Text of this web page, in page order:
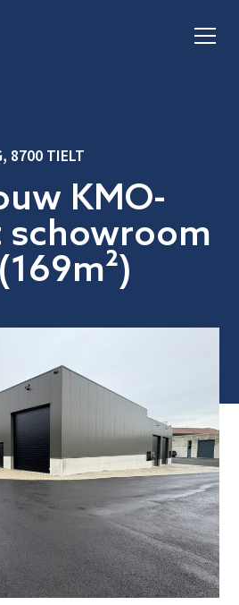
8700 TIELT
KMO-